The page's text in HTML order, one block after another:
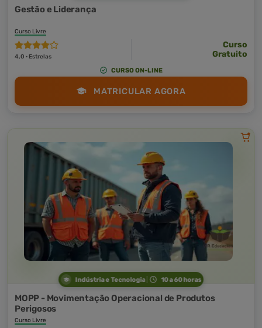
Gestão e Liderança
Curso Livre
4,0 · Estrelas
Curso
Gratuito
CURSO ON-LINE
MATRICULAR AGORA
Indústria e Tecnologia 10 a 60 horas
MOPP - Movimentação Operacional de Produtos
Perigosos
Curso Livre